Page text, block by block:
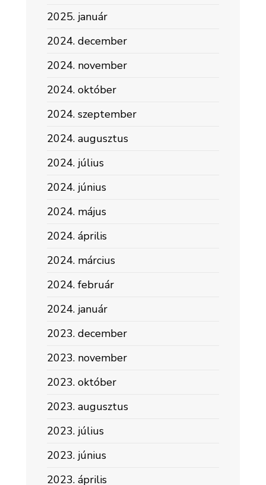
2025. január
2024. december
2024. november
2024. október
2024. szeptember
2024. augusztus
2024. július
2024. június
2024. május
2024. április
2024. március
2024. február
2024. január
2023. december
2023. november
2023. október
2023. augusztus
2023. július
2023. június
2023. április